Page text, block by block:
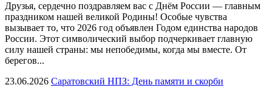
Друзья, сердечно поздравляем вас с Днём России — главным
праздником нашей великой Родины! Особые чувства
вызывает то, что 2026 год объявлен Годом единства народов
России. Этот символический выбор подчеркивает главную
силу нашей страны: мы непобедимы, когда мы вместе. От
берегов...
23.06.2026 Саратовский НПЗ: День памяти и скорби